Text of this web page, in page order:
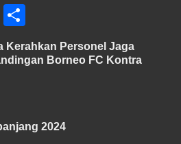
G
h
ar
Kerahkan Personel Jaga
Borneo FC Kontra
2024